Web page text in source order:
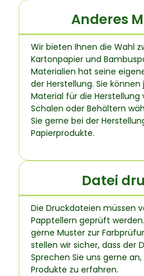
Anderes
Wir bieten Ihnen die Wahl
Kartonpapier und
Materialien hat seine
der Herstellung. Sie
Material für die Herstellung
Schalen oder Behältern
Sie gerne bei der
Papierprodukte.
Datei
Die Druckdateien müssen
Papptellern geprüft
gerne Muster zur
stellen wir sicher, dass der
Sprechen Sie uns gerne
Produkte zu erfahren.